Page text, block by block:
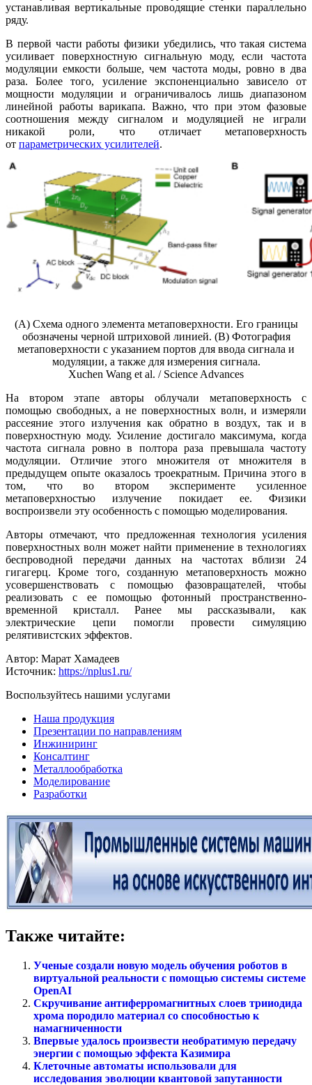
устанавливая вертикальные проводящие стенки параллельно
ряду.
В первой части работы физики убедились, что такая система
усиливает поверхностную сигнальную моду, если частота
модуляции емкости больше, чем частота моды, ровно в два
раза. Более того, усиление экспоненциально зависело от
мощности модуляции и ограничивалось лишь диапазоном
линейной работы варикапа. Важно, что при этом фазовые
соотношения между сигналом и модуляцией не играли
никакой роли, что отличает метаповерхность
от параметрических усилителей.
(A) Схема одного элемента метаповерхности. Его границы
обозначены черной штриховой линией. (B) Фотография
метаповерхности с указанием портов для ввода сигнала и
модуляции, а также для измерения сигнала.
Xuchen Wang et al. / Science Advances
На втором этапе авторы облучали метаповерхность с
помощью свободных, а не поверхностных волн, и измеряли
рассеяние этого излучения как обратно в воздух, так и в
поверхностную моду. Усиление достигало максимума, когда
частота сигнала ровно в полтора раза превышала частоту
модуляции. Отличие этого множителя от множителя в
предыдущем опыте оказалось троекратным. Причина этого в
том, что во втором эксперименте усиленное
метаповерхностью излучение покидает ее. Физики
воспроизвели эту особенность с помощью моделирования.
Авторы отмечают, что предложенная технология усиления
поверхностных волн может найти применение в технологиях
беспроводной передачи данных на частотах вблизи 24
гигагерц. Кроме того, созданную метаповерхность можно
усовершенствовать с помощью фазовращателей, чтобы
реализовать с ее помощью фотонный пространственно-
временной кристалл. Ранее мы рассказывали, как
электрические цепи помогли провести симуляцию
релятивистских эффектов.
Автор: Марат Хамадеев
Источник: https://nplus1.ru/
Воспользуйтесь нашими услугами
Наша продукция
Презентации по направлениям
Инжиниринг
Консалтинг
Металлообработка
Моделирование
Разработки
Также читайте:
Ученые создали новую модель обучения роботов в
виртуальной реальности с помощью системы системе
OpenAI
Скручивание антиферромагнитных слоев трииодида
хрома породило материал со способностью к
намагниченности
Впервые удалось произвести необратимую передачу
энергии с помощью эффекта Казимира
Клеточные автоматы использовали для
исследования эволюции квантовой запутанности